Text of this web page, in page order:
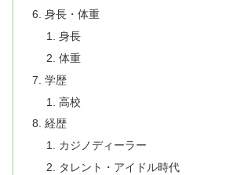
身長・体重
身長
体重
学歴
高校
経歴
カジノディーラー
タレント・アイドル時代